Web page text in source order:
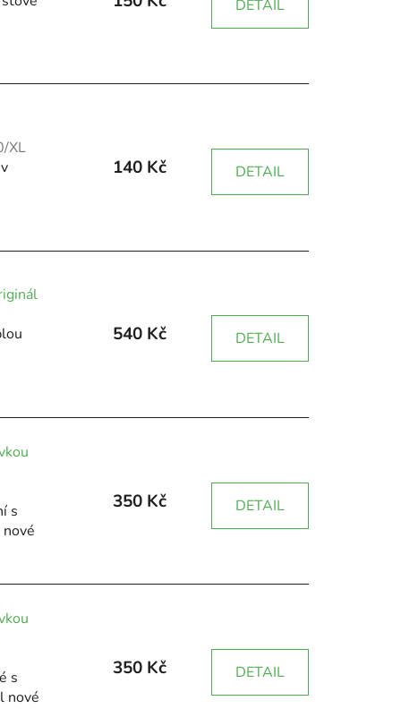
DETAIL
XL
140 Kč DETAIL
540 Kč DETAIL
s
350 Kč DETAIL
s
nové
350 Kč DETAIL